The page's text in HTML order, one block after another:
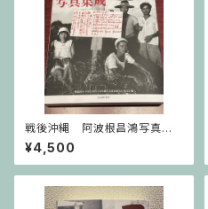
戦後沖縄 阿波根昌鴻写真集
成
¥4,500